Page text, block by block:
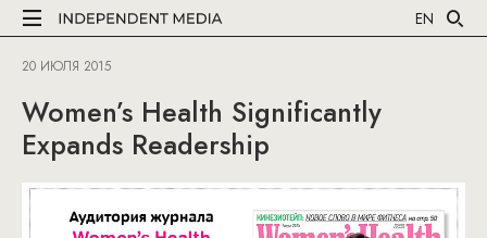
EN
20 ИЮЛЯ 2015
Women’s Health Significantly
Expands Readership